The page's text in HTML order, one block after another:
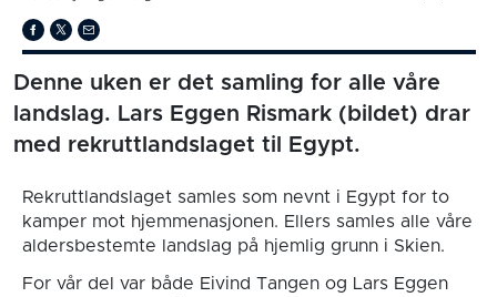
Denne uken er det samling for alle våre
landslag. Lars Eggen Rismark (bildet) drar
med rekruttlandslaget til Egypt.
Rekruttlandslaget samles som nevnt i Egypt for to
kamper mot hjemmenasjonen. Ellers samles alle våre
aldersbestemte landslag på hjemlig grunn i Skien.
For vår del var både Eivind Tangen og Lars Eggen